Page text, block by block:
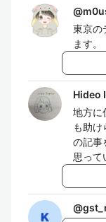
@
東京の
ます。
Hideo
地方に
も助
の記事
思って
@